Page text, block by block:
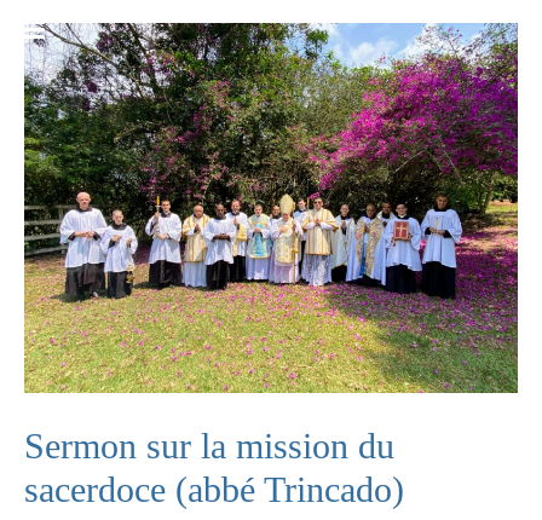
Sermon sur la mission du
sacerdoce (abbé Trincado)